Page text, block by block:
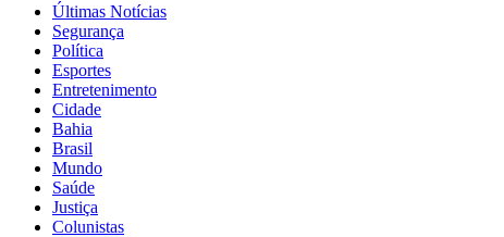
Últimas Notícias
Segurança
Política
Esportes
Entretenimento
Cidade
Bahia
Brasil
Mundo
Saúde
Justiça
Colunistas